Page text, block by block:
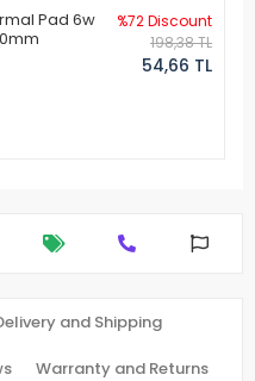
Pad 6w
%72 Discount
198,38 TL
54,66 TL
and Shipping
Warranty and Returns